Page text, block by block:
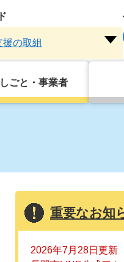
ー
援の取組
しごと・事業者
重要なお知
2026年7月28日更新